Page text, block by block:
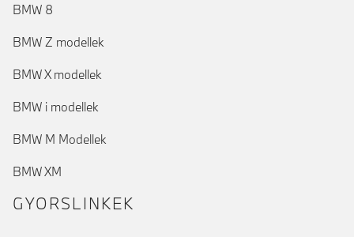
BMW 8
BMW Z modellek
BMW X modellek
BMW i modellek
BMW M Modellek
BMW XM
GYORSLINKEK